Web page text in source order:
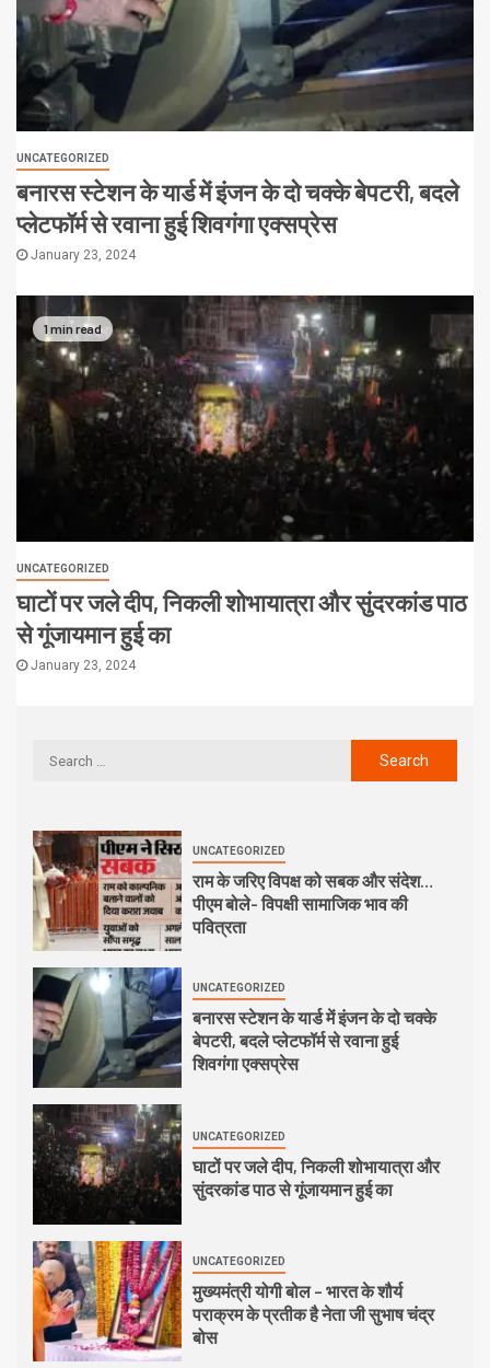
UNCATEGORIZED
बनारस स्टेशन के यार्ड में इंजन के दो चक्के बेपटरी, बदले
प्लेटफॉर्म से रवाना हुई शिवगंगा एक्सप्रेस
January 23, 2024
1 min read
UNCATEGORIZED
घाटों पर जले दीप, निकली शोभायात्रा और सुंदरकांड पाठ
से गूंजायमान हुई का
January 23, 2024
UNCATEGORIZED
राम के जरिए विपक्ष को सबक और संदेश…
पीएम बोले- विपक्षी सामाजिक भाव की
पवित्रता
UNCATEGORIZED
बनारस स्टेशन के यार्ड में इंजन के दो चक्के
बेपटरी, बदले प्लेटफॉर्म से रवाना हुई
शिवगंगा एक्सप्रेस
UNCATEGORIZED
घाटों पर जले दीप, निकली शोभायात्रा और
सुंदरकांड पाठ से गूंजायमान हुई का
UNCATEGORIZED
मुख्यमंत्री योगी बोल – भारत के शौर्य
पराक्रम के प्रतीक है नेता जी सुभाष चंद्र
बोस